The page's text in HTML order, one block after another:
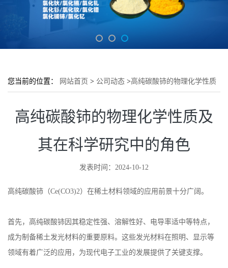
您当前的位置： 网站首页 > 公司动态 >高纯碳酸铈的物理化学性质
高纯碳酸铈的物理化学性质及
其在科学研究中的角色
发表时间：2024-10-12
高纯碳酸铈（Ce(CO3)2）在稀土材料领域的应用前景十分广阔。
首先，高纯碳酸铈因其稳定性强、溶解性好、电导率适中等特点，
成为制备稀土发光材料的重要原料。这些发光材料在照明、显示等
领域有着广泛的应用，为现代电子工业的发展提供了关键支撑。